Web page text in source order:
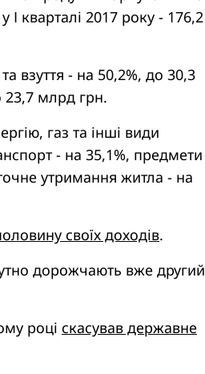
І кварталі 2017 року - 176,2
взуття - на 50,2%, до 30,3
23,7 млрд грн.
газ та інші види
- на 35,1%, предмети
утримання житла - на
своїх доходів.
дорожчають вже другий
році скасував державне